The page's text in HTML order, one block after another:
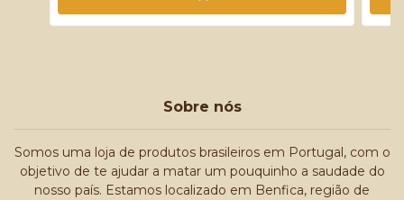
Sobre nós
Somos uma loja de produtos brasileiros em Portugal, com o
objetivo de te ajudar a matar um pouquinho a saudade do
nosso país. Estamos localizado em Benfica, região de